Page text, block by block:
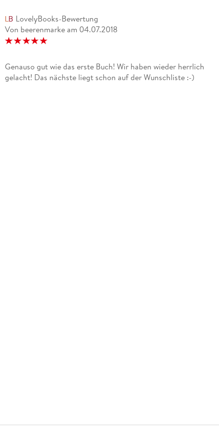
LovelyBooks-Bewertung
Von beerenmarke am 04.07.2018
Genauso gut wie das erste Buch! Wir haben wieder herrlich
gelacht! Das nächste liegt schon auf der Wunschliste :-)